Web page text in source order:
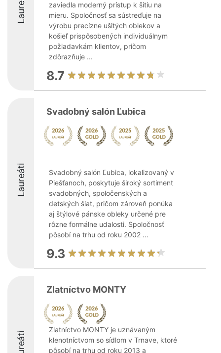
Laureáti
zaviedla moderný prístup k šitiu na
mieru. Spoločnosť sa sústreďuje na
výrobu precízne ušitých oblekov a
košieľ prispôsobených individuálnym
požiadavkám klientov, pričom
zdôrazňuje ...
8.7
Laureáti
Svadobný salón Ľubica
Svadobný salón Ľubica, lokalizovaný v
Piešťanoch, poskytuje široký sortiment
svadobných, spoločenských a
detských šiat, pričom zároveň ponúka
aj štýlové pánske obleky určené pre
rôzne formálne udalosti. Spoločnosť
pôsobí na trhu od roku 2002 ...
9.3
Zlatníctvo MONTY
Zlatníctvo MONTY je uznávaným
klenotníctvom so sídlom v Trnave, ktoré
pôsobí na trhu od roku 2013 a